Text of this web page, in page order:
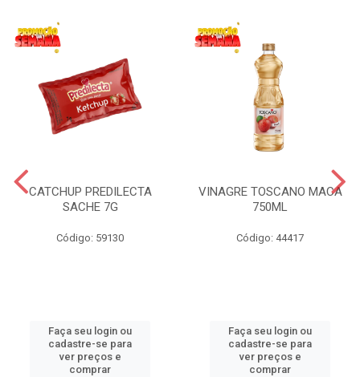
CATCHUP PREDILECTA
SACHE 7G
Código: 59130
Faça seu login ou
cadastre-se para
ver preços e
comprar
VINAGRE TOSCANO MACA
750ML
Código: 44417
Faça seu login ou
cadastre-se para
ver preços e
comprar